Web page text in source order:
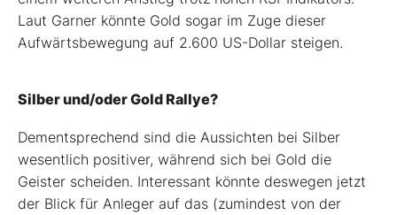
Laut Garner könnte Gold sogar im Zuge dieser
Aufwärtsbewegung auf 2.600 US-Dollar steigen.
Silber und/oder Gold Rallye?
Dementsprechend sind die Aussichten bei Silber
wesentlich positiver, während sich bei Gold die
Geister scheiden. Interessant könnte deswegen jetzt
der Blick für Anleger auf das (zumindest von der